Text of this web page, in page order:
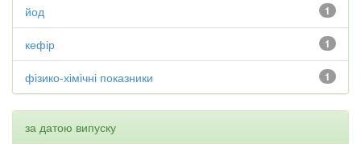
1
йод
1
кефір
1
фізико-хімічні показники
за датою випуску